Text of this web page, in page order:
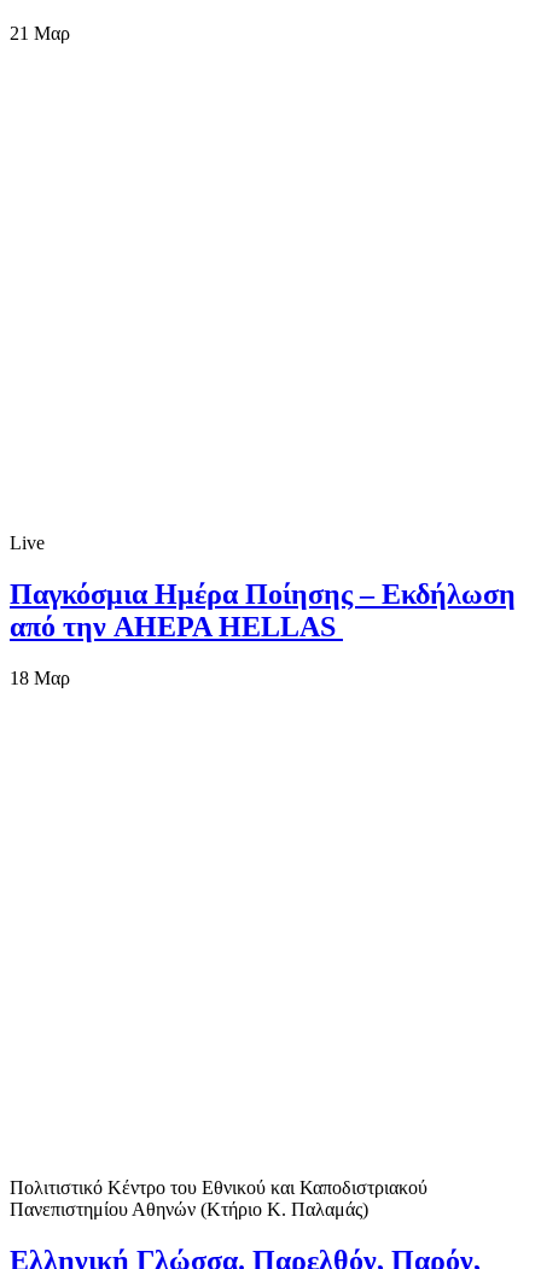
21 Μαρ
Live
Παγκόσμια Ημέρα Ποίησης – Εκδήλωση
από την AHEPA HELLAS
18 Μαρ
Πολιτιστικό Κέντρο του Εθνικού και Καποδιστριακού
Πανεπιστημίου Αθηνών (Κτήριο Κ. Παλαμάς)
Ελληνική Γλώσσα. Παρελθόν, Παρόν,